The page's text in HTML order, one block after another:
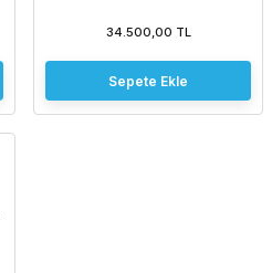
34.500,00 TL
Sepete Ekle